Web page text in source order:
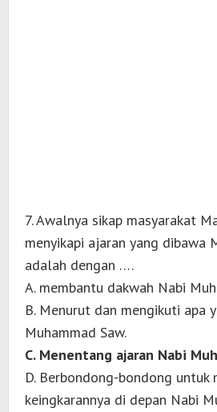
7. Awalnya sikap masyarakat
menyikapi ajaran yang dibawa
adalah dengan ….
A. membantu dakwah Nabi
B. Menurut dan mengikuti apa
Muhammad Saw.
C. Menentang ajaran Nabi
D. Berbondong-bondong untuk
keingkarannya di depan Nabi